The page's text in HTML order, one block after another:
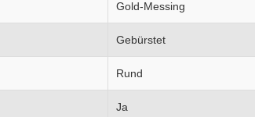
Gold-Messing
Gebürstet
Rund
Ja